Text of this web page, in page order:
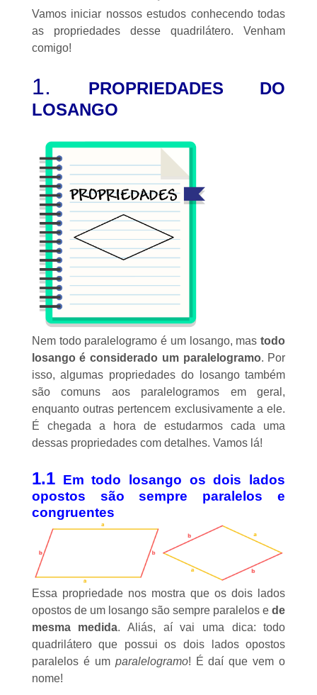
Vamos iniciar nossos estudos conhecendo todas
as propriedades desse quadrilátero. Venham
comigo!
1.
PROPRIEDADES DO
LOSANGO
Nem todo paralelogramo é um losango, mastodo
losango é considerado um paralelogramo. Por
isso, algumas propriedades do losango também
são comuns aos paralelogramos em geral,
enquanto outras pertencem exclusivamente a ele.
É chegada a hora de estudarmos cada uma
dessas propriedades com detalhes. Vamos lá!
1.1Em todo losango os dois lados
opostos são sempre paralelos e
congruentes
Essa propriedade nos mostra que os dois lados
opostos de um losango são sempre paralelos ede
mesma medida. Aliás, aí vai uma dica: todo
quadrilátero que possui os dois lados opostos
paralelos é um paralelogramo! É daí que vem o
nome!